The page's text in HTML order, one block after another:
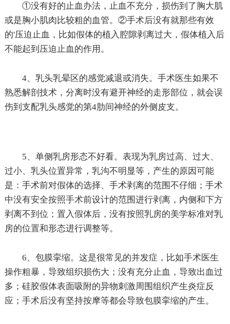
①没有好的止血办法，止血不充分，损伤到了胸大肌
或是胸小肌肉比较粗的血管。②手术后没有就那些有效
的'压迫止血，比如假体的植入腔隙剥离过大，假体植入后
不能起到压迫止血的作用。
4、乳头乳晕区的感觉减退或消失。手术医生如果不
熟悉解剖技术，分离时没有避开神经的走形部位，就会误
伤到支配乳头感觉的第4肋间神经的外侧皮支。
5、单侧乳房形态不好看。表现为乳房过高、过大、
过小、乳头位置异常，乳沟不明显等，产生的原因可能
是：手术前对假体的选择、手术剥离的范围不仔细；手术
中没有安全按照手术前设计的范围进行剥离，内侧和下方
剥离不到位；置入假体后，没有按照乳房的美学标准对乳
房的位置和形态进行调整等。
6、包膜挛缩。这是很常见的并发症，比如手术医生
操作粗暴，导致组织损伤大；没有充分止血，导致出血过
多；硅胶假体表面吸附的异物刺激周围组织产生炎症反
应；手术后没有坚持按摩等都会导致包膜挛缩的产生。